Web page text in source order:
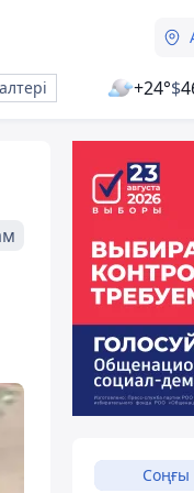
+24°$
Соңғы